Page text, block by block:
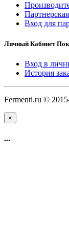
Вход для
Личный Кабинет
Вход в
История
Fermenti.ru ©
×
...